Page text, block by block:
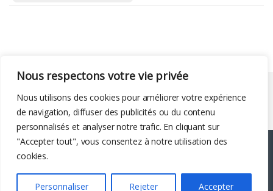
Nous respectons votre vie privée
Nous utilisons des cookies pour améliorer votre expérience
de navigation, diffuser des publicités ou du contenu
personnalisés et analyser notre trafic. En cliquant sur
"Accepter tout", vous consentez à notre utilisation des
cookies.
Personnaliser Rejeter Accepter
Liens utiles